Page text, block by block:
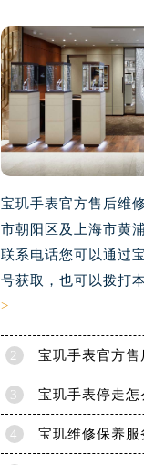
宝玑手表官方售后维
市朝阳区及上海市黄
联系电话您可以通过
号获取，也可以拨打
>
2
3
4 宝玑维修保养